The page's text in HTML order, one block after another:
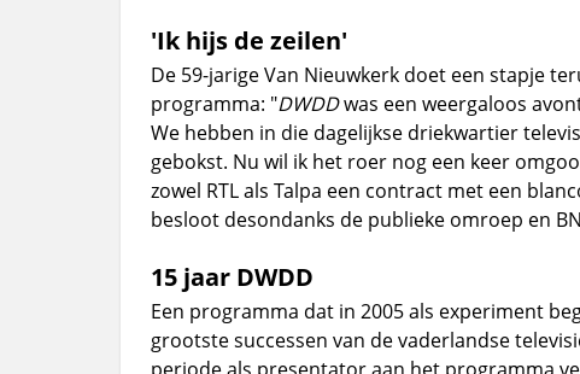
'Ik hijs de zeilen'
De 59-jarige Van Nieuwkerk doet een stapje
programma: "DWDDwas een weergaloos
We hebben in die dagelijkse driekwartier
gebokst. Nu wil ik het roer nog een keer
zowel RTL als Talpa een contract met een
besloot desondanks de publieke omroep en
15 jaar DWDD
Een programma dat in 2005 als experiment
grootste successen van de vaderlandse